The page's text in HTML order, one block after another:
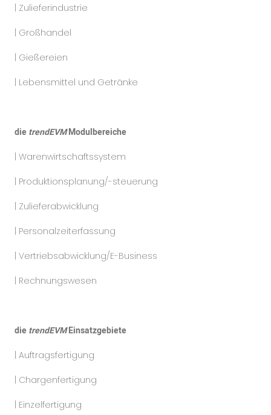
| Zulieferindustrie
| Großhandel
| Gießereien
| Lebensmittel und Getränke
die trendEVMModulbereiche
| Warenwirtschaftssystem
| Produktionsplanung/-steuerung
| Zulieferabwicklung
| Personalzeiterfassung
| Vertriebsabwicklung/E-Business
| Rechnungswesen
die trendEVMEinsatzgebiete
| Auftragsfertigung
| Chargenfertigung
| Einzelfertigung